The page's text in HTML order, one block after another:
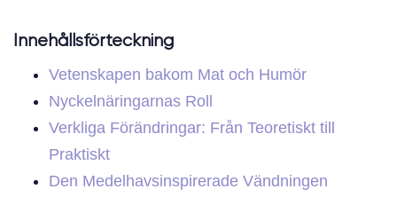
Innehållsförteckning
Vetenskapen bakom Mat och Humör
Nyckelnäringarnas Roll
Verkliga Förändringar: Från Teoretiskt till
Praktiskt
Den Medelhavsinspirerade Vändningen